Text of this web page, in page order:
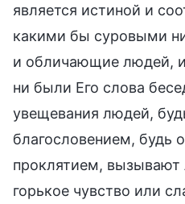
является истиной и
какими бы суровыми
и обличающие людей,
ни были Его слова
увещевания людей,
благословением, будь
проклятием,
горькое чувство или